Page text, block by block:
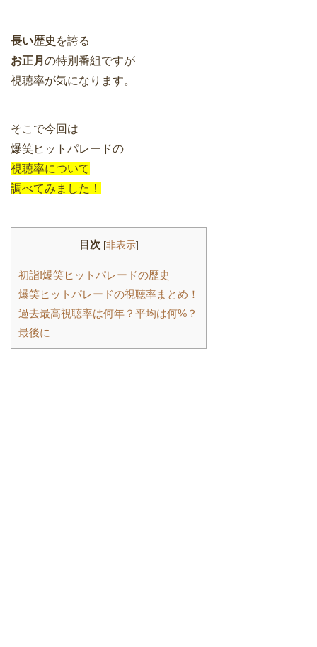
長い歴史 を誇る
お正月 の特別番組ですが
視聴率が気になります。
そこで今回は
爆笑ヒットパレードの
視聴率について
調べてみました！
目次 [非表示]
初詣!爆笑ヒットパレードの歴史
爆笑ヒットパレードの視聴率まとめ！
過去最高視聴率は何年？平均は何%？
最後に